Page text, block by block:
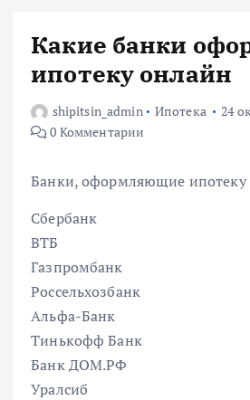
Какие банки
ипотеку онлайн
shipitsin_admin Ипотека
24
0 Комментарии
Банки, оформляющие ипотеку
Сбербанк
ВТБ
Газпромбанк
Россельхозбанк
Альфа-Банк
Тинькофф Банк
Банк ДОМ.РФ
Уралсиб